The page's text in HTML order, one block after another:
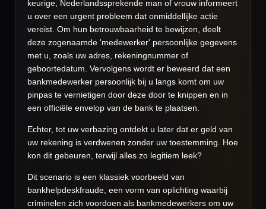
keurige, Nederlandssprekende man of vrouw informeert
u over een urgent probleem dat onmiddellijke actie
vereist. Om hun betrouwbaarheid te bewijzen, deelt
deze zogenaamde 'medewerker' persoonlijke gegevens
met u, zoals uw adres, rekeningnummer of
geboortedatum. Vervolgens wordt er beweerd dat een
bankmedewerker persoonlijk bij u langs komt om uw
pinpas te vernietigen door deze door te knippen en in
een officiële envelop van de bank te plaatsen.
Echter, tot uw verbazing ontdekt u later dat er geld van
uw rekening is verdwenen zonder uw toestemming. Hoe
kon dit gebeuren, terwijl alles zo legitiem leek?
Dit scenario is een klassiek voorbeeld van
bankhelpdeskfraude, een vorm van oplichting waarbij
criminelen zich voordoen als bankmedewerkers om uw